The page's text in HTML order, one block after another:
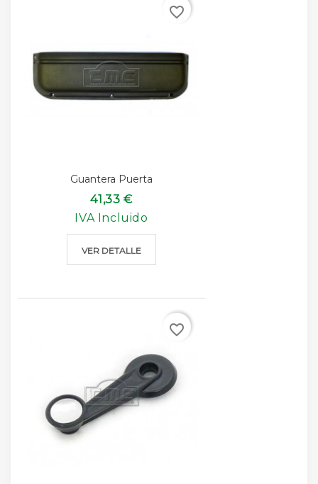
Guantera Puerta
41,33 €
IVA Incluido
VER DETALLE
favorite_border
favorite_border